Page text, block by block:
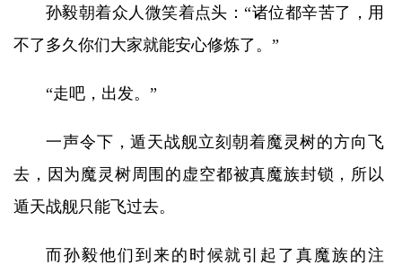
孙毅朝着众人微笑着点头：“诸位都辛苦了，用
不了多久你们大家就能安心修炼了。”
“走吧，出发。”
一声令下，遁天战舰立刻朝着魔灵树的方向飞
去，因为魔灵树周围的虚空都被真魔族封锁，所以
遁天战舰只能飞过去。
而孙毅他们到来的时候就引起了真魔族的注